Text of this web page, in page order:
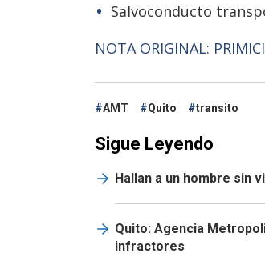
Salvoconducto
NOTA ORIGINAL:
AMT Quito transito
Sigue Leyendo
Hallan a un hombre sin
Quito: Agencia
infractores